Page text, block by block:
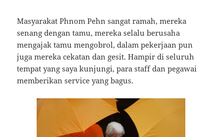
Masyarakat Phnom Pehn sangat ramah, mereka
senang dengan tamu, mereka selalu berusaha
mengajak tamu mengobrol, dalam pekerjaan pun
juga mereka cekatan dan gesit. Hampir di seluruh
tempat yang saya kunjungi, para staff dan pegawai
memberikan service yang bagus.